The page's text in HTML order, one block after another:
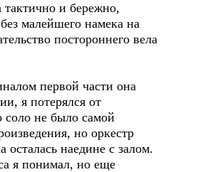
тактично и бережно,
малейшего намека на
постороннего вела
первой части она
я потерялся от
не было самой
но оркестр
осталась наедине с залом.
я понимал, но еще